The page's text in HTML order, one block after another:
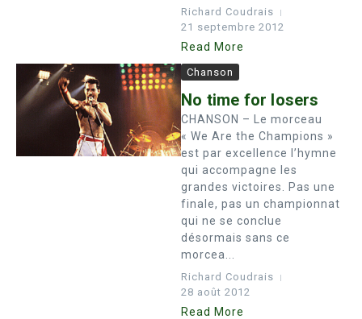
Richard Coudrais
21 septembre 2012
Read More
Chanson
No time for losers
CHANSON – Le morceau
« We Are the Champions »
est par excellence l’hymne
qui accompagne les
grandes victoires. Pas une
finale, pas un championnat
qui ne se conclue
désormais sans ce
morcea...
Richard Coudrais
28 août 2012
Read More